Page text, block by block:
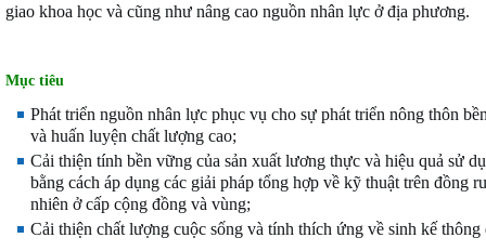
giao khoa học và cũng như nâng cao nguồn nhân lực ở địa phương.
Mục tiêu
Phát triển nguồn nhân lực phục vụ cho sự phát triển nông thôn
và huấn luyện chất lượng cao;
Cải thiện tính bền vững của sản xuất lương thực và hiệu quả sử
bằng cách áp dụng các giải pháp tổng hợp về kỹ thuật trên đồng
nhiên ở cấp cộng đồng và vùng;
Cải thiện chất lượng cuộc sống và tính thích ứng về sinh kế